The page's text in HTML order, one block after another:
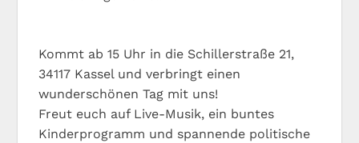
Kommt ab 15 Uhr in die Schillerstraße 21,
34117 Kassel und verbringt einen
wunderschönen Tag mit uns!
Freut euch auf Live-Musik, ein buntes
Kinderprogramm und spannende politische